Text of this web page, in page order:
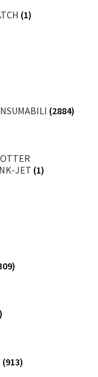
(1)
(2884)
JET (1)
(913)